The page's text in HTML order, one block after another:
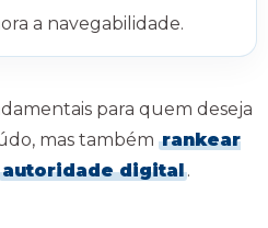
a navegabilidade.
para quem deseja
mas também rankear
autoridade digital .